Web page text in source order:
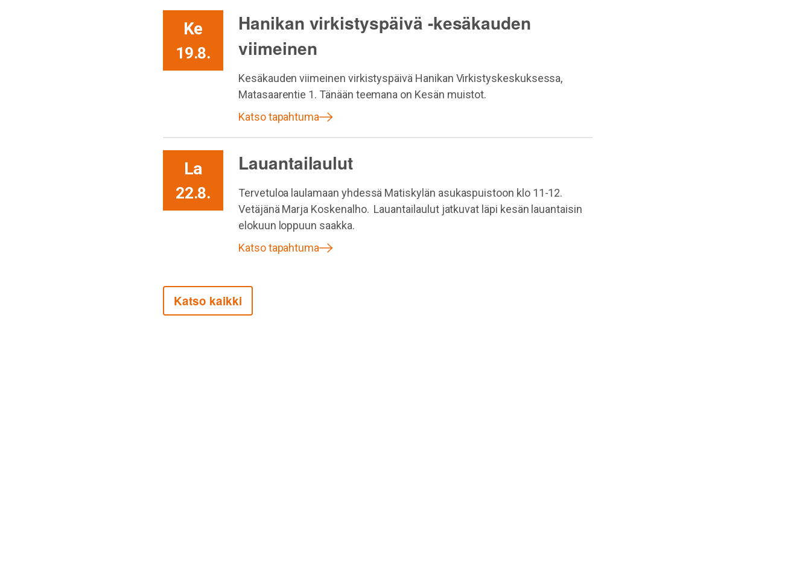
Ke
19.8.
Hanikan virkistyspäivä -kesäkauden
viimeinen
Kesäkauden viimeinen virkistyspäivä Hanikan Virkistyskeskuksessa,
Matasaarentie 1. Tänään teemana on Kesän muistot.
Katso tapahtuma
La
22.8.
Lauantailaulut
Tervetuloa laulamaan yhdessä Matiskylän asukaspuistoon klo 11-12.
Vetäjänä Marja Koskenalho. Lauantailaulut jatkuvat läpi kesän lauantaisin
elokuun loppuun saakka.
Katso tapahtuma
Katso kaikki